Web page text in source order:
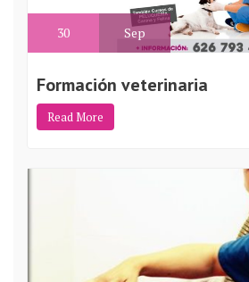
30 Sep
Formación veterinaria
Read More